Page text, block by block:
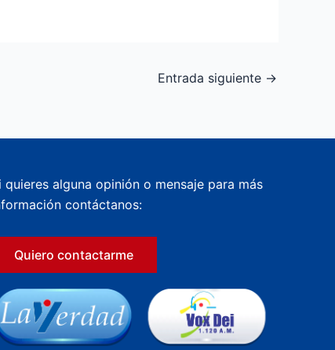
Entrada siguiente →
quieres alguna opinión o mensaje para más
contáctanos:
Quiero contactarme